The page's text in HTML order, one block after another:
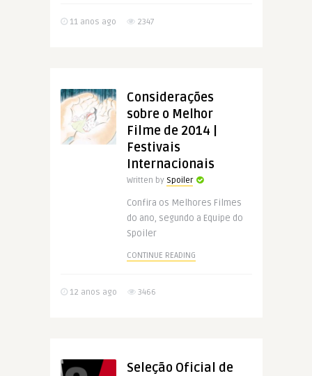
11 anos ago 2347
Considerações
sobre o Melhor
Filme de 2014 |
Festivais
Internacionais
Written by Spoiler
Confira os Melhores Filmes
do ano, segundo a Equipe do
Spoiler
CONTINUE READING
12 anos ago 3466
Seleção Oficial de